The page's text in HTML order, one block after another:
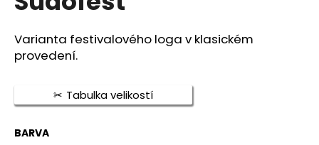
je
z
5
hvězdiček.
Varianta festivalového loga v klasickém
provedení.
Tabulka velikostí
BARVA
a
j
í